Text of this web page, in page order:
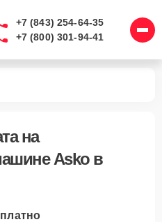
+7 (843) 254-64-35
+7 (800) 301-94-41
на
Asko в